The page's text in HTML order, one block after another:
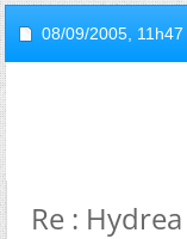
08/09/2005, 11h47
Re : Hydrea